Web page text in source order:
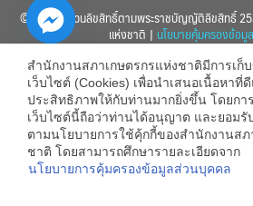
© 2560 สงวนลิขสิทธิ์ตามพระราชบัญญัติลิขสิทธิ์
แห่งชาติ | นโยบายคุ้มครองข้อมู
สำนักงานสภาเกษตรกรแห่งชาติมีการเก็
เว็บไซต์ (Cookies) เพื่อนำเสนอเนื้อหาที่
ประสิทธิภาพให้กับท่านมากยิ่งขึ้น โดยกา
เว็บไซต์นี้ถือว่าท่านได้อนุญาต และยอมรั
ตามนโยบายการใช้คุ้กกี้ของสำนักงานสภ
ชาติ โดยสามารถศึกษารายละเอียดจาก
นโยบายการคุ้มครองข้อมูลส่วนบุคคล
Hide
chaty